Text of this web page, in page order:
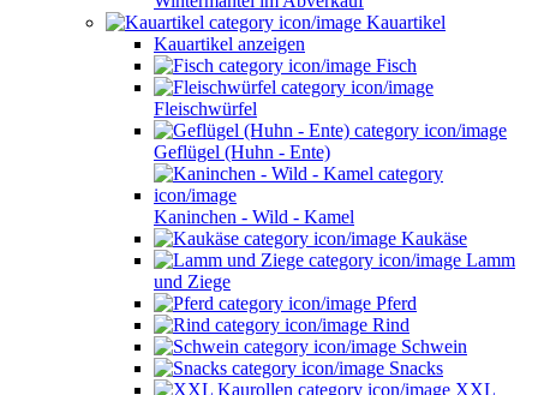
Kauartikel
Kauartikel anzeigen
Fisch
Fleischwürfel
Geflügel (Huhn - Ente)
Kaninchen - Wild - Kamel
Kaukäse
Lamm
und Ziege
Pferd
Rind
Schwein
Snacks
XXL